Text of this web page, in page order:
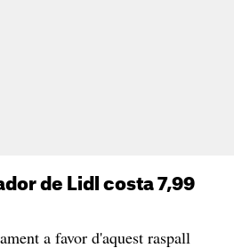
de Lidl costa 7,99
a favor d'aquest raspall